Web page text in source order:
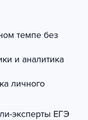
темпе без
и аналитика
личного
эксперты ЕГЭ